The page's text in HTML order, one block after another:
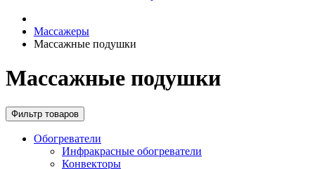
Массажеры
Массажные подушки
Массажные подушки
Фильтр товаров
Обогреватели
Инфракрасные обогреватели
Конвекторы